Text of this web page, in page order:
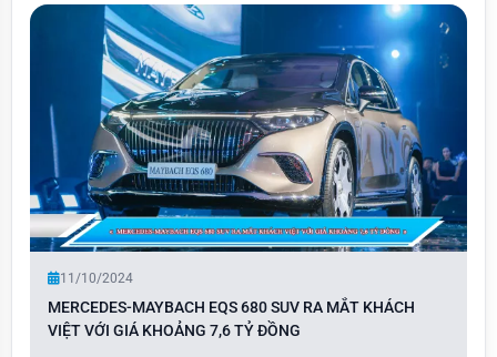
11/10/2024
MERCEDES-MAYBACH EQS 680 SUV RA MẮT KHÁCH
VIỆT VỚI GIÁ KHOẢNG 7,6 TỶ ĐỒNG